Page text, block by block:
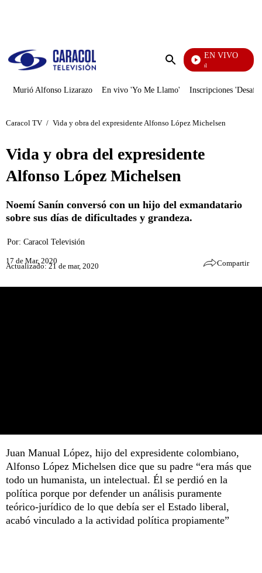
Enviar
EN VIVO
Noticias Caracol
Murió Alfonso Lizarazo En vivo 'Yo Me Llamo' Inscripciones
Caracol TV / Vida y obra del expresidente Alfonso López Michelsen
Vida y obra del expresidente
Alfonso López Michelsen
Noemí Sanín conversó con un hijo del exmandatario
sobre sus días de dificultades y grandeza.
Por: Caracol Televisión
17 de Mar, 2020
Actualizado: 21 de mar, 2020 Compartir
Juan Manual López, hijo del expresidente colombiano,
Alfonso López Michelsen dice que su padre “era más que
todo un humanista, un intelectual. Él se perdió en la
política porque por defender un análisis puramente
teórico-jurídico de lo que debía ser el Estado liberal,
acabó vinculado a la actividad política propiamente”